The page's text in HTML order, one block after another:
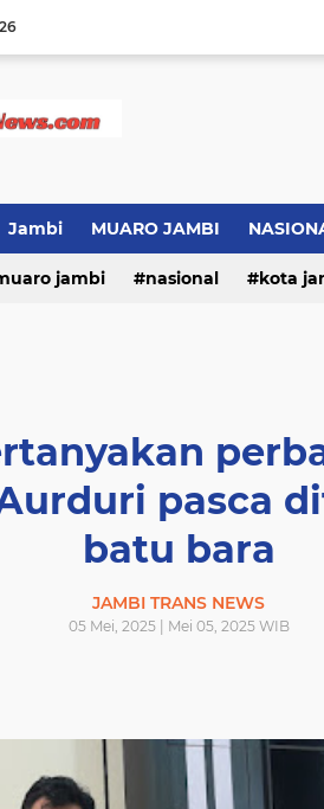
Jambi MUARO JAMBI
jambi nasional kota
pasca
batu bara
JAMBI TRANS NEWS
05 Mei, 2025 | Mei 05, 2025 WIB